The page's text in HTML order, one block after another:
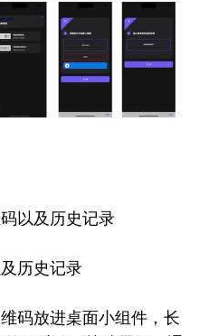
以及历史记录
历史记录
码放进桌面小组件，长